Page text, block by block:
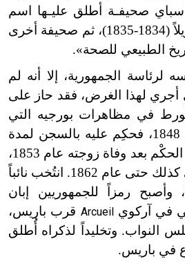
صحيفـة أطلق عليـها اسم
» لم تدم طويلاً (1834-1835)، ثم صحيفة أخرى
لرئاسة الجمهورية، إلا أنه لم
أجري لهذا الغرض، فقد حاز على
تورط في مظاهرات بورجيه التي
جرت في 15 أيار عام 1848، فحكِم عليه بالسجن لمدة
ست سنوات، ثم عدِّل الحكْم بعد وفاة زوجته عام 1853،
ونفي خارج البلاد وبقي كذلك حتى عام 1862. انتُخب نائباً
عن ليون عام 1869، وأصبح رمزاً للجمهوريين إبان
في آركويArcueil قرب باريس،
النواب. وتخليداً لذكراه أُطلق
في باريس.